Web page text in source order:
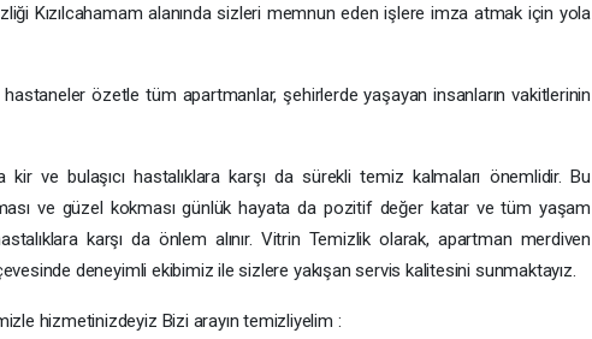
Kızılcahamam alanında sizleri memnun eden işlere imza atmak için yola
özetle tüm apartmanlar, şehirlerde yaşayan insanların vakitlerinin
ve bulaşıcı hastalıklara karşı da sürekli temiz kalmaları önemlidir. Bu
ve güzel kokması günlük hayata da pozitif değer katar ve tüm yaşam
karşı da önlem alınır. Vitrin Temizlik olarak, apartman merdiven
deneyimli ekibimiz ile sizlere yakışan servis kalitesini sunmaktayız.
hizmetinizdeyiz Bizi arayın temizliyelim :